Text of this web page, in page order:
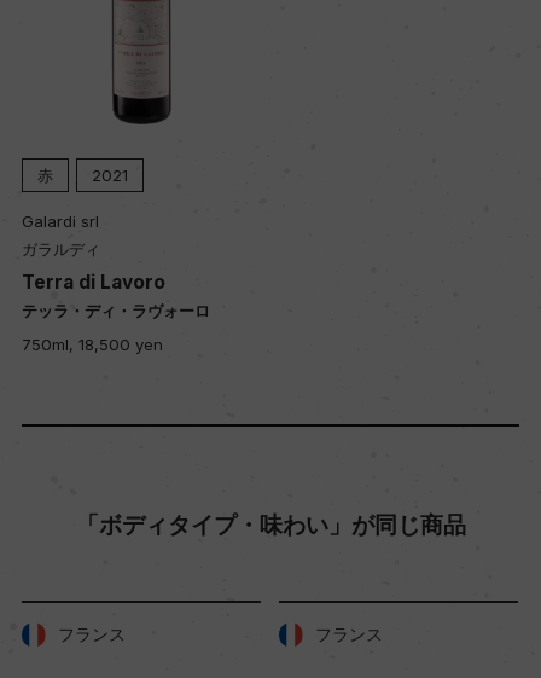
土壌
火山性(砂48%、シルト39%、粘土13%)
品質分類・原産地呼称
カンパーニアI.G.T.
格付
赤 2021
Galardi srl
ガラルディ
Terra di Lavoro
テッラ・ディ・ラヴォーロ
750ml, 18,500 yen
「ボディタイプ・味わい」が同じ商品
フランス フランス